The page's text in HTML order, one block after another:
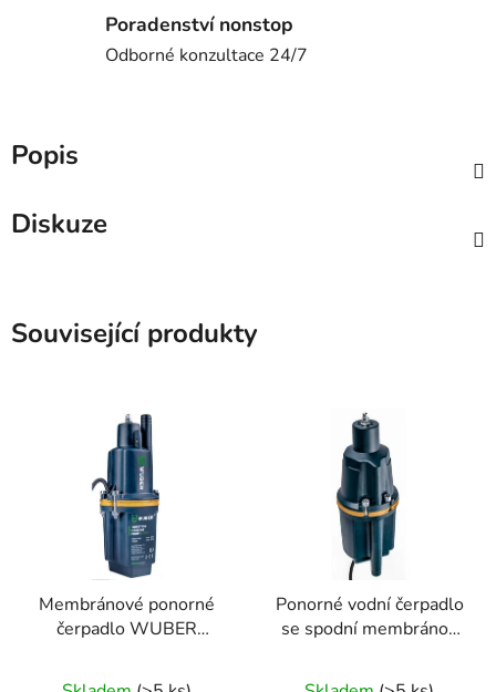
Poradenství nonstop
Odborné konzultace 24/7
Popis
Diskuze
Související produkty
Membránové ponorné
čerpadlo WUBER
Ponorné vodní čerpadlo
se spodní membránou